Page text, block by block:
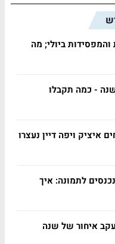
ביולי; מה
לביטוח הלאומי 40 שנה - כמה תקבלו
איציק ויפה דיין נעצרו
לתמונה: איך
איחור של שנה